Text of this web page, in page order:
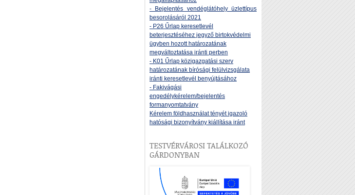
- Bejelentés vendéglátóhely üzlettípus
besorolásáról 2021
- P26 Űrlap keresetlevél
beterjesztéséhez jegyző birtokvédelmi
ügyben hozott határozatának
megváltoztatása iránti perben
- K01 Űrlap közigazgatási szerv
határozatának bírósági felülvizsgálata
iránti keresetlevél benyújtásához
- Fakivágási
engedélykérelem/bejelentés
formanyomtatvány
Kérelem földhasználat tényét igazoló
hatósági bizonyítvány kiállítása iránt
TESTVÉRVÁROSI TALÁLKOZÓ
GÁRDONYBAN